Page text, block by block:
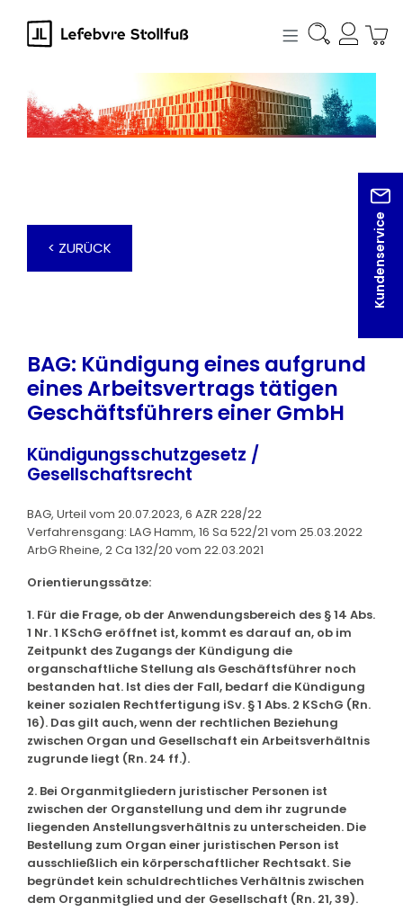
springen
Kundenservice
< ZURÜCK
BAG: Kündigung eines aufgrund
eines Arbeitsvertrags tätigen
Geschäftsführers einer GmbH
Kündigungsschutzgesetz /
Gesellschaftsrecht
BAG, Urteil vom 20.07.2023, 6 AZR 228/22
Verfahrensgang: LAG Hamm, 16 Sa 522/21 vom 25.03.2022
ArbG Rheine, 2 Ca 132/20 vom 22.03.2021
Orientierungssätze:
1. Für die Frage, ob der Anwendungsbereich des § 14 Abs.
1 Nr. 1 KSchG eröffnet ist, kommt es darauf an, ob im
Zeitpunkt des Zugangs der Kündigung die
organschaftliche Stellung als Geschäftsführer noch
bestanden hat. Ist dies der Fall, bedarf die Kündigung
keiner sozialen Rechtfertigung iSv. § 1 Abs. 2 KSchG (Rn.
16). Das gilt auch, wenn der rechtlichen Beziehung
zwischen Organ und Gesellschaft ein Arbeitsverhältnis
zugrunde liegt (Rn. 24 ff.).
2. Bei Organmitgliedern juristischer Personen ist
zwischen der Organstellung und dem ihr zugrunde
liegenden Anstellungsverhältnis zu unterscheiden. Die
Bestellung zum Organ einer juristischen Person ist
ausschließlich ein körperschaftlicher Rechtsakt. Sie
begründet kein schuldrechtliches Verhältnis zwischen
dem Organmitglied und der Gesellschaft (Rn. 21, 39).